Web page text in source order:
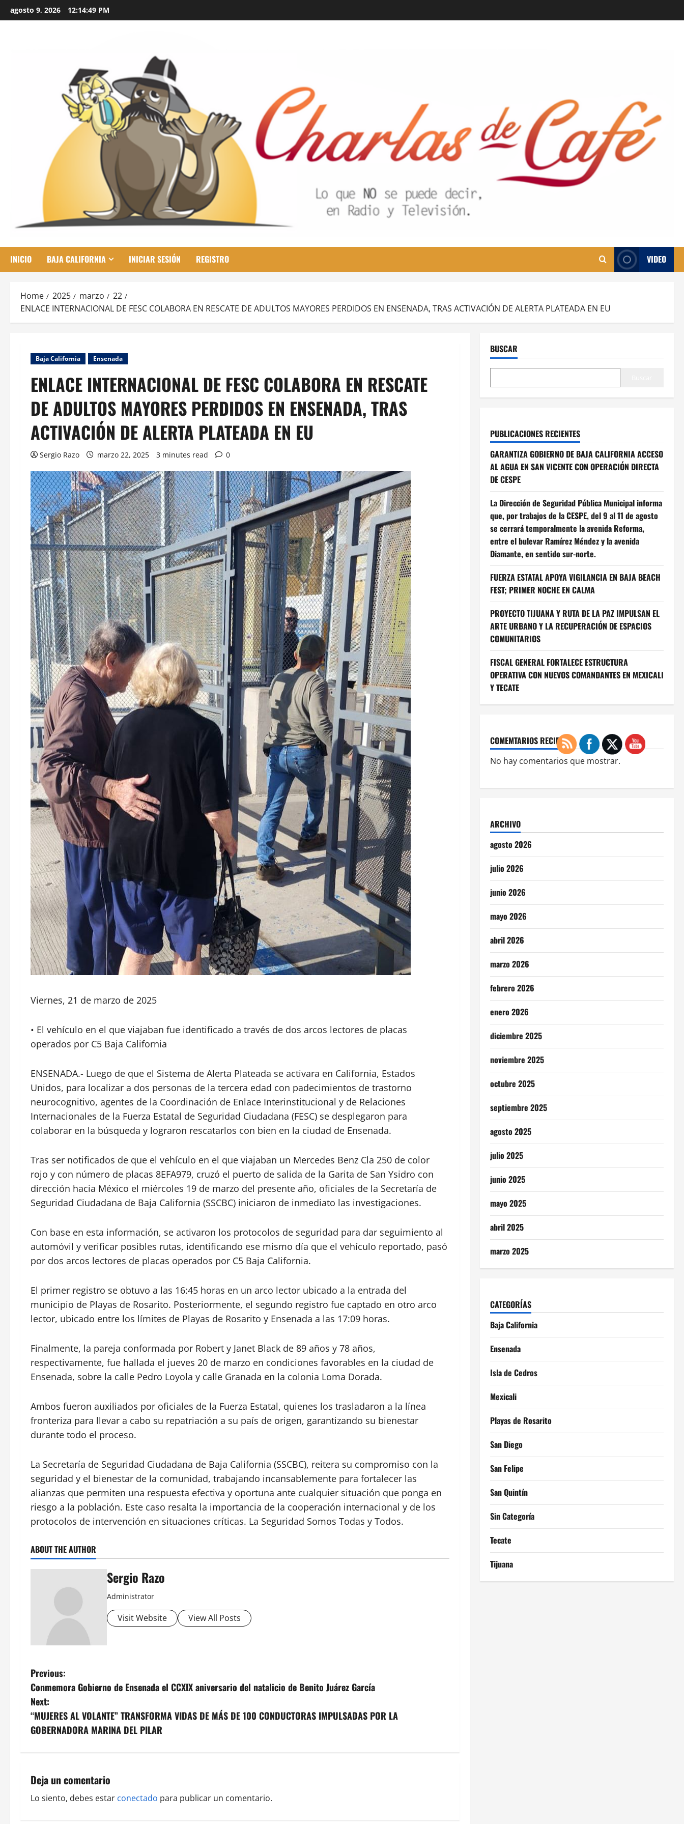
to
agosto 9, 2026 12:14:50 PM
INICIO BAJA CALIFORNIA INICIAR SESIÓN REGISTRO VIDEO
Home 2025 marzo
22
ENLACE INTERNACIONAL DE FESC COLABORA EN RESCATE DE ADULTOS MAYORES PERDIDOS EN ENSENADA, TRAS ACTIVACIÓN DE ALERTA PLATEADA EN EU
Baja California Ensenada
ENLACE INTERNACIONAL DE FESC COLABORA EN RESCATE
DE ADULTOS MAYORES PERDIDOS EN ENSENADA, TRAS
ACTIVACIÓN DE ALERTA PLATEADA EN EU
Sergio Razo marzo 22, 2025 3 minutes read 0
Viernes, 21 de marzo de 2025
• El vehículo en el que viajaban fue identificado a través de dos arcos lectores de placas
operados por C5 Baja California
ENSENADA.- Luego de que el Sistema de Alerta Plateada se activara en California, Estados
Unidos, para localizar a dos personas de la tercera edad con padecimientos de trastorno
neurocognitivo, agentes de la Coordinación de Enlace Interinstitucional y de Relaciones
Internacionales de la Fuerza Estatal de Seguridad Ciudadana (FESC) se desplegaron para
colaborar en la búsqueda y lograron rescatarlos con bien en la ciudad de Ensenada.
Tras ser notificados de que el vehículo en el que viajaban un Mercedes Benz Cla 250 de color
rojo y con número de placas 8EFA979, cruzó el puerto de salida de la Garita de San Ysidro con
dirección hacia México el miércoles 19 de marzo del presente año, oficiales de la Secretaría de
Seguridad Ciudadana de Baja California (SSCBC) iniciaron de inmediato las investigaciones.
Con base en esta información, se activaron los protocolos de seguridad para dar seguimiento al
automóvil y verificar posibles rutas, identificando ese mismo día que el vehículo reportado, pasó
por dos arcos lectores de placas operados por C5 Baja California.
El primer registro se obtuvo a las 16:45 horas en un arco lector ubicado a la entrada del
municipio de Playas de Rosarito. Posteriormente, el segundo registro fue captado en otro arco
lector, ubicado entre los límites de Playas de Rosarito y Ensenada a las 17:09 horas.
Finalmente, la pareja conformada por Robert y Janet Black de 89 años y 78 años,
respectivamente, fue hallada el jueves 20 de marzo en condiciones favorables en la ciudad de
Ensenada, sobre la calle Pedro Loyola y calle Granada en la colonia Loma Dorada.
Ambos fueron auxiliados por oficiales de la Fuerza Estatal, quienes los trasladaron a la línea
fronteriza para llevar a cabo su repatriación a su país de origen, garantizando su bienestar
durante todo el proceso.
La Secretaría de Seguridad Ciudadana de Baja California (SSCBC), reitera su compromiso con la
seguridad y el bienestar de la comunidad, trabajando incansablemente para fortalecer las
alianzas que permiten una respuesta efectiva y oportuna ante cualquier situación que ponga en
riesgo a la población. Este caso resalta la importancia de la cooperación internacional y de los
protocolos de intervención en situaciones críticas. La Seguridad Somos Todas y Todos.
ABOUT THE AUTHOR
Sergio Razo
Administrator
Visit Website View All Posts
P
o
s
t
a
v
Previous:
Conmemora Gobierno de Ensenada el CCXIX aniversario del natalicio de Benito Juárez García
Next:
“MUJERES AL VOLANTE” TRANSFORMA VIDAS DE MÁS DE 100 CONDUCTORAS IMPULSADAS POR LA
GOBERNADORA MARINA DEL PILAR
Deja un comentario
Lo siento, debes estar conectado para publicar un comentario.
BUSCAR
PUBLICACIONES RECIENTES
GARANTIZA GOBIERNO DE BAJA CALIFORNIA ACCESO
AL AGUA EN SAN VICENTE CON OPERACIÓN DIRECTA
DE CESPE
La Dirección de Seguridad Pública Municipal informa
que, por trabajos de la CESPE, del 9 al 11 de agosto
se cerrará temporalmente la avenida Reforma,
entre el bulevar Ramírez Méndez y la avenida
Diamante, en sentido sur-norte.
FUERZA ESTATAL APOYA VIGILANCIA EN BAJA BEACH
FEST; PRIMER NOCHE EN CALMA
PROYECTO TIJUANA Y RUTA DE LA PAZ IMPULSAN EL
ARTE URBANO Y LA RECUPERACIÓN DE ESPACIOS
COMUNITARIOS
FISCAL GENERAL FORTALECE ESTRUCTURA
OPERATIVA CON NUEVOS COMANDANTES EN MEXICALI
Y TECATE
COMEMTARIOS RECIENTES
No hay comentarios que mostrar.
ARCHIVO
agosto 2026
julio 2026
junio 2026
mayo 2026
abril 2026
marzo 2026
febrero 2026
enero 2026
diciembre 2025
noviembre 2025
octubre 2025
septiembre 2025
agosto 2025
julio 2025
junio 2025
mayo 2025
abril 2025
marzo 2025
CATEGORÍAS
Baja California
Ensenada
Isla de Cedros
Mexicali
Playas de Rosarito
San Diego
San Felipe
San Quintín
Sin Categoría
Tecate
Tijuana